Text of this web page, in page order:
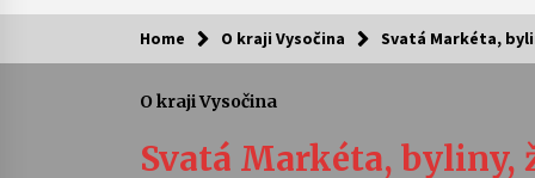
Kam za kulturou?
Camerata a Sukuba Ensemble
4. 8. 2026
Home O kraji Vysočina Svatá Markéta,
O kraji Vysočina
Svatá Markéta,